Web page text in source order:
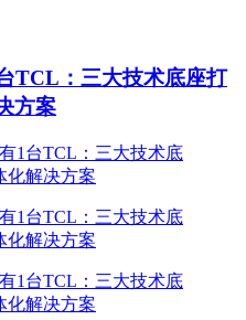
TCL：三大技术底座打
方案